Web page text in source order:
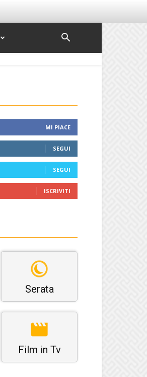
MI PIACE
SEGUI
SEGUI
ISCRIVITI
Serata
Film in Tv